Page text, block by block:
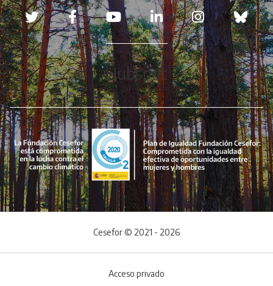
Redes sociales
Hubspot
Cesefor © 2021 - 2026
Acceso privado